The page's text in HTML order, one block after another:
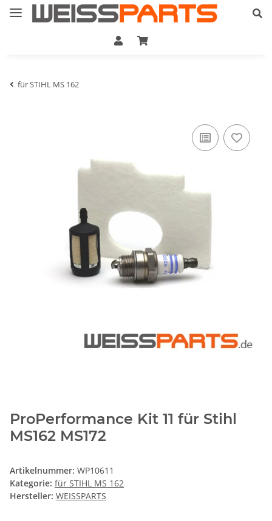
für STIHL MS 162
ProPerformance Kit 11 für Stihl
MS162 MS172
Artikelnummer: WP10611
Kategorie: für STIHL MS 162
Hersteller: WEISSPARTS